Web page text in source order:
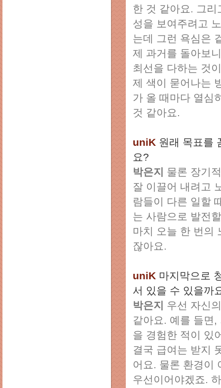
한 것 같아요. 그
성을 보여주려고
는데 그런 욕심은
제 과거를 돌아보
최선을 다하는 것
제 색이 묻어나는
가 올 때마다 열심
것 같아요.
uniK 원래 목표를
요?
박은지 물론 장기
잘 이끌어 내려고
람들이 다른 일할
는 사람으로 발전
마치 오늘 한 번의
잖아요.
uniK 마지막으로
서 있을 수 있을까
박은지 우선 자신
같아요. 예를 들면
을 경험한 적이 있
결국 급여는 받지
어요. 물론 환경이
우선이어야겠죠.